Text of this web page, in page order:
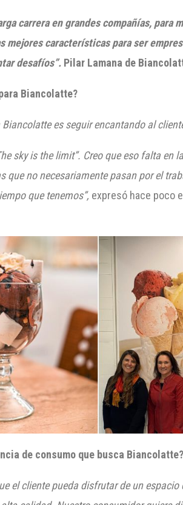
carrera en grandes compañías, para
mejores características para ser
desafíos”. Pilar Lamana de
Biancolatte?
Biancolattees seguir encantando al
sky is the limit”. Creo que eso falta en
que no necesariamente pasan por el
que tenemos”, expresó hace poco
de consumo que busca Biancolatte?
el cliente pueda disfrutar de un